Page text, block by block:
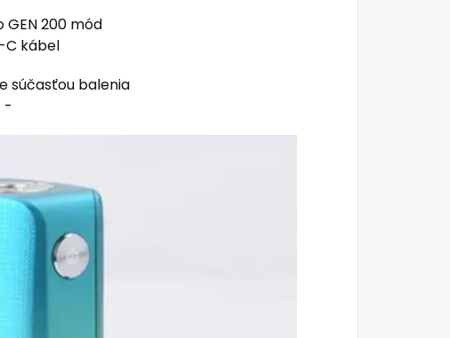
GEN 200 mód
C kábel
súčasťou balenia
-